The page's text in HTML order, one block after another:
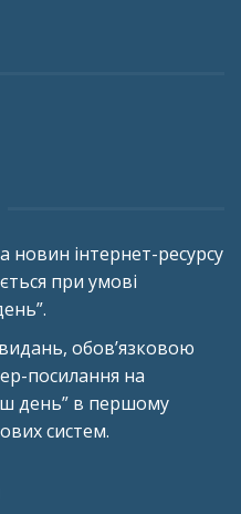
новин інтернет-ресурсу
при умові
обов’язковою
посилання на
день” в першому
систем.